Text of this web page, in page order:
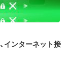
インターネット接